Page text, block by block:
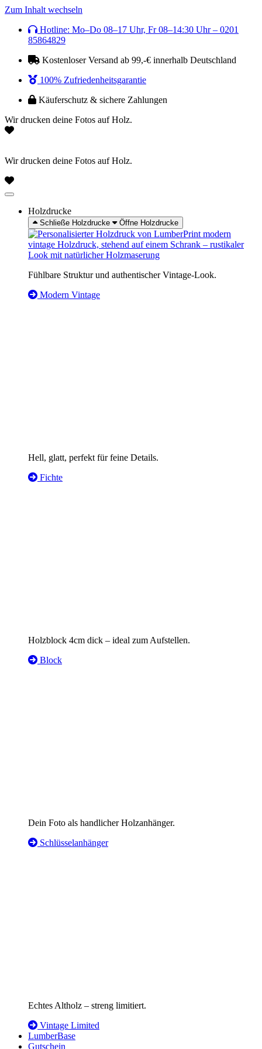
Zum Inhalt wechseln
Hotline: Mo–Do 08–17 Uhr, Fr 08–14:30 Uhr – 0201
85864829
Kostenloser Versand ab 99,-€ innerhalb Deutschland
100% Zufriedenheitsgarantie
Käuferschutz & sichere Zahlungen
Wir drucken deine Fotos auf Holz.
Wir drucken deine Fotos auf Holz.
Holzdrucke
Schließe Holzdrucke Öffne Holzdrucke
Fühlbare Struktur und authentischer Vintage-Look.
Modern Vintage
Hell, glatt, perfekt für feine Details.
Fichte
Holzblock 4cm dick – ideal zum Aufstellen.
Block
Dein Foto als handlicher Holzanhänger.
Schlüsselanhänger
Echtes Altholz – streng limitiert.
Vintage Limited
LumberBase
Gutschein